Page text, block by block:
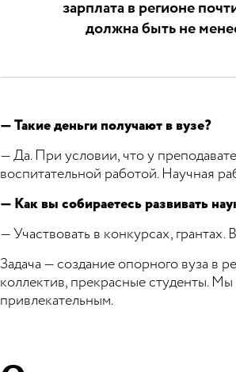
зарплата в регионе
должна быть не
— Такие деньги получают в вузе?
— Да. При условии, что у
воспитательной работой. Научная
— Как вы собираетесь развивать
— Участвовать в конкурсах,
Задача — создание опорного вуза в
коллектив, прекрасные студенты.
привлекательным.